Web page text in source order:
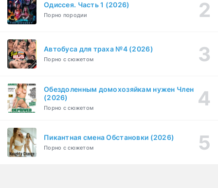
Сутенёры (2023)
1 сезон
1-6 серия
Одиссея. Часть 1 (2026)
Порно породии
Автобуса для траха №4 (2026)
Порно с сюжетом
Обездоленным домохозяйкам нужен Член
(2026)
Порно с сюжетом
Пикантная смена Обстановки (2026)
Порно с сюжетом